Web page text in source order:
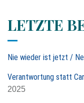
e
n
n
c
h
LETZTE
Nie wieder ist jetzt /
Verantwortung statt
2025